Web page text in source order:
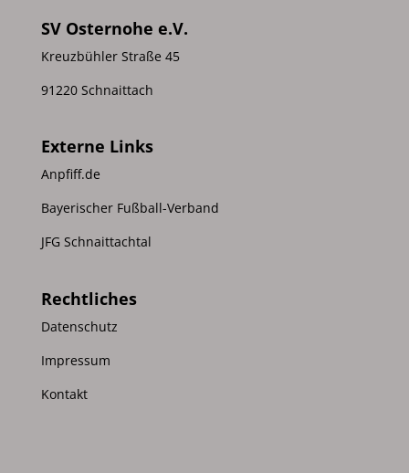
SV Osternohe e.V.
Kreuzbühler Straße 45
91220 Schnaittach
Externe Links
Anpfiff.de
Bayerischer Fußball-Verband
JFG Schnaittachtal
Rechtliches
Datenschutz
Impressum
Kontakt